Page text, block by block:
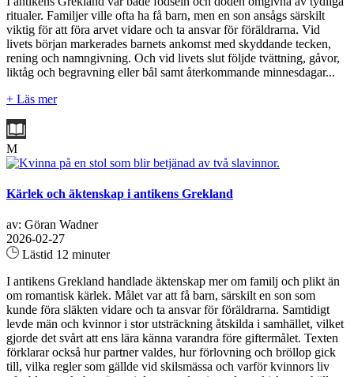
ritualer. Familjer ville ofta ha få barn, men en son ansågs särskilt
viktig för att föra arvet vidare och ta ansvar för föräldrarna. Vid
livets början markerades barnets ankomst med skyddande tecken,
rening och namngivning. Och vid livets slut följde tvättning, gåvor,
liktåg och begravning eller bål samt återkommande minnesdagar...
+ Läs mer
M
Kärlek och äktenskap i antikens Grekland
av: Göran Wadner
2026-02-27
Lästid 12 minuter
I antikens Grekland handlade äktenskap mer om familj och plikt än
om romantisk kärlek. Målet var att få barn, särskilt en son som
kunde föra släkten vidare och ta ansvar för föräldrarna. Samtidigt
levde män och kvinnor i stor utsträckning åtskilda i samhället, vilket
gjorde det svårt att ens lära känna varandra före giftermålet. Texten
förklarar också hur partner valdes, hur förlovning och bröllop gick
till, vilka regler som gällde vid skilsmässa och varför kvinnors liv